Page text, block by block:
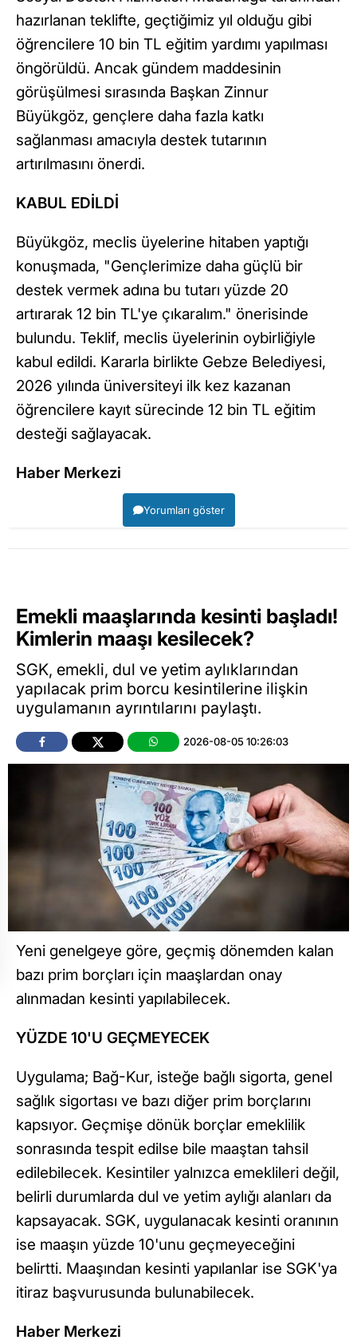
hazırlanan teklifte, geçtiğimiz yıl olduğu gibi
öğrencilere 10 bin TL eğitim yardımı yapılması
öngörüldü. Ancak gündem maddesinin
görüşülmesi sırasında Başkan Zinnur
Büyükgöz, gençlere daha fazla katkı
sağlanması amacıyla destek tutarının
artırılmasını önerdi.
KABUL EDİLDİ
Büyükgöz, meclis üyelerine hitaben yaptığı
konuşmada, "Gençlerimize daha güçlü bir
destek vermek adına bu tutarı yüzde 20
artırarak 12 bin TL'ye çıkaralım." önerisinde
bulundu. Teklif, meclis üyelerinin oybirliğiyle
kabul edildi. Kararla birlikte Gebze Belediyesi,
2026 yılında üniversiteyi ilk kez kazanan
öğrencilere kayıt sürecinde 12 bin TL eğitim
desteği sağlayacak.
Haber Merkezi
Yorumları göster
Emekli maaşlarında kesinti başladı!
Kimlerin maaşı kesilecek?
SGK, emekli, dul ve yetim aylıklarından
yapılacak prim borcu kesintilerine ilişkin
uygulamanın ayrıntılarını paylaştı.
2026-08-05 10:26:03
Yeni genelgeye göre, geçmiş dönemden kalan
bazı prim borçları için maaşlardan onay
alınmadan kesinti yapılabilecek.
YÜZDE 10'U GEÇMEYECEK
Uygulama; Bağ-Kur, isteğe bağlı sigorta, genel
sağlık sigortası ve bazı diğer prim borçlarını
kapsıyor. Geçmişe dönük borçlar emeklilik
sonrasında tespit edilse bile maaştan tahsil
edilebilecek. Kesintiler yalnızca emeklileri değil,
belirli durumlarda dul ve yetim aylığı alanları da
kapsayacak. SGK, uygulanacak kesinti oranının
ise maaşın yüzde 10'unu geçmeyeceğini
belirtti. Maaşından kesinti yapılanlar ise SGK'ya
itiraz başvurusunda bulunabilecek.
Haber Merkezi